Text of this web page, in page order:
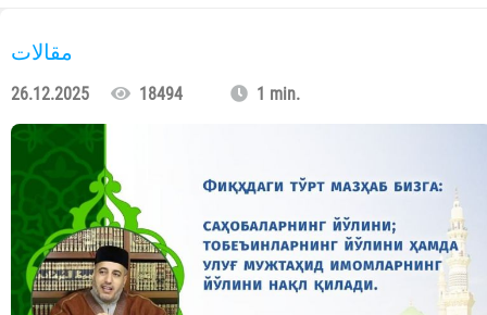
مقالات
26.12.2025 18494 1 min.